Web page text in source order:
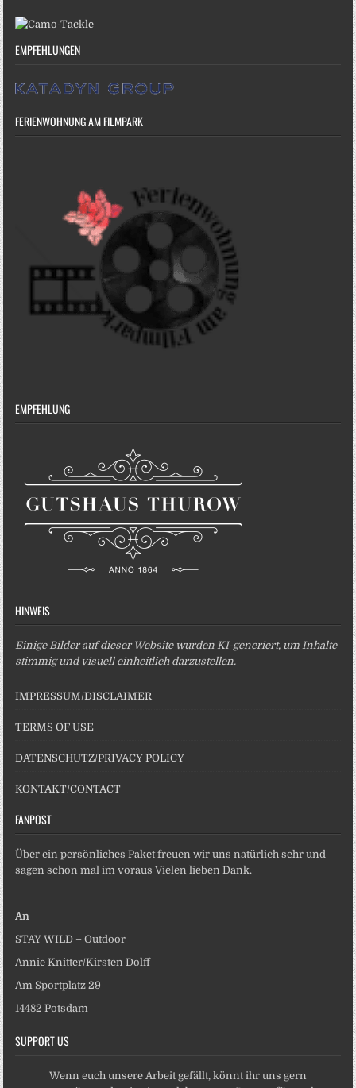
EMPFEHLUNGEN
FERIENWOHNUNG AM FILMPARK
EMPFEHLUNG
HINWEIS
Einige Bilder auf dieser Website wurden KI-generiert, um Inhalte
stimmig und visuell einheitlich darzustellen.
IMPRESSUM/DISCLAIMER
TERMS OF USE
DATENSCHUTZ/PRIVACY POLICY
KONTAKT/CONTACT
FANPOST
Über ein persönliches Paket freuen wir uns natürlich sehr und
sagen schon mal im voraus Vielen lieben Dank.
An
STAY WILD – Outdoor
Annie Knitter/Kirsten Dolff
Am Sportplatz 29
14482 Potsdam
SUPPORT US
Wenn euch unsere Arbeit gefällt, könnt ihr uns gern